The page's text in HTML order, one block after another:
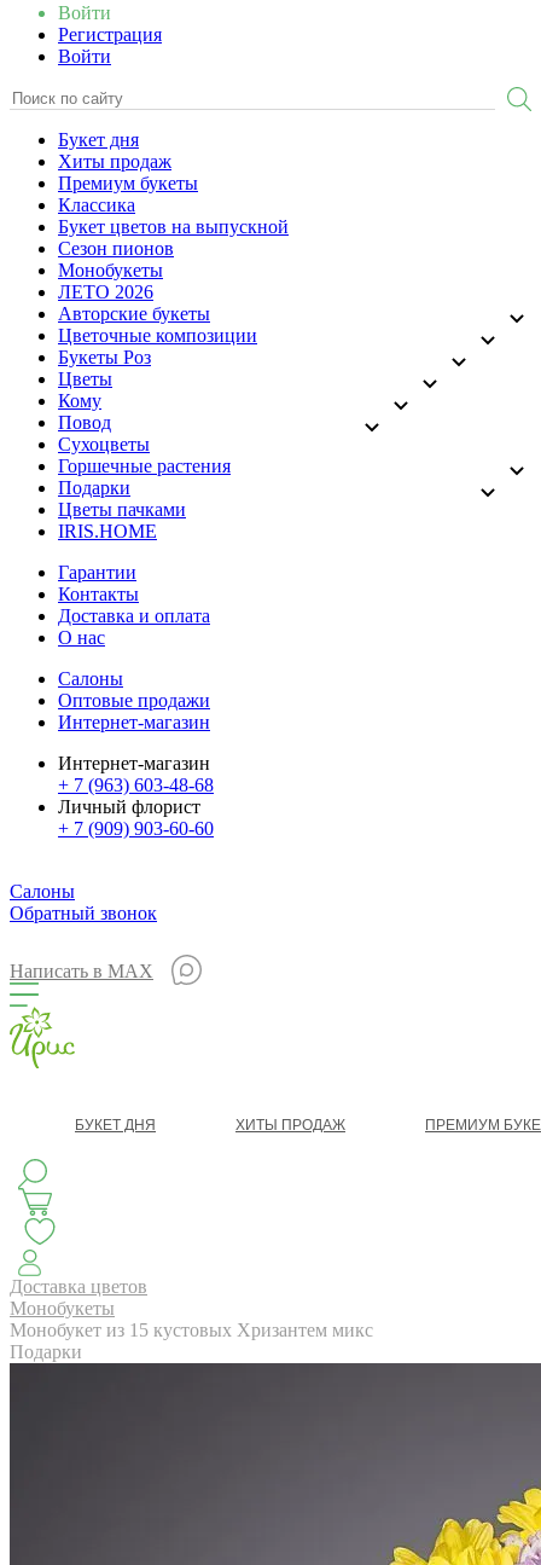
Войти
Регистрация
Войти
Букет дня
Хиты продаж
Премиум букеты
Классика
Букет цветов на выпускной
Сезон пионов
Монобукеты
ЛЕТО 2026
Авторские букеты
Цветочные композиции
Букеты Роз
Цветы
Кому
Повод
Сухоцветы
Горшечные растения
Подарки
Цветы пачками
IRIS.HOME
Гарантии
Контакты
Доставка и оплата
О нас
Салоны
Оптовые продажи
Интернет-магазин
Интернет-магазин
+ 7 (963) 603-48-68
Личный флорист
+ 7 (909) 903-60-60
Салоны
Обратный звонок
Написать в MAX
БУКЕТ ДНЯ ХИТЫ ПРОДАЖ ПРЕМИУМ
АВТОРСКИЕ БУКЕТЫ
ЦВЕТЫ
Доставка цветов
Монобукеты
Монобукет из 15 кустовых Хризантем микс
Подарки